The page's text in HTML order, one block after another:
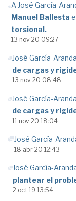
A José García-
Manuel Ballesta
torsional.
13 nov 20 09:27
José García-
de cargas y
13 nov 20 08:48
José García-
de cargas y
11 nov 20 18:04
José García-
18 abr 20 12:43
José García-
plantear el
2 oct 19 13:54